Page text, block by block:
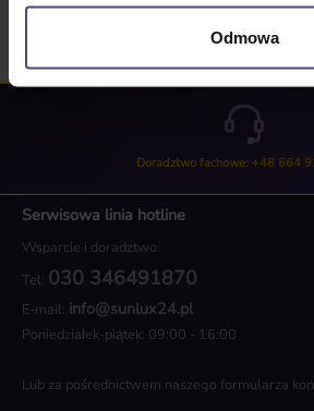
Odmowa
Doradztwo fachowe: +48 664
Serwisowa linia hotline
Wsparcie i doradztwo:
Tel: 030 346491870
E-mail: info@sunlux24.pl
Poniedziałek-piątek: 09:00 - 16:00
Lub za pośrednictwem naszego formularza